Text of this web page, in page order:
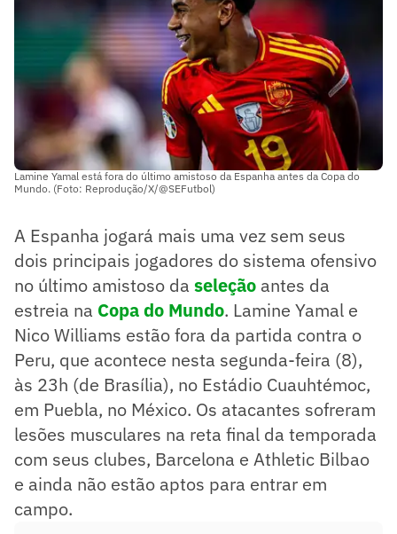
Lamine Yamal está fora do último amistoso da Espanha antes da Copa do
Mundo. (Foto: Reprodução/X/@SEFutbol)
A Espanha jogará mais uma vez sem seus
dois principais jogadores do sistema ofensivo
no último amistoso da seleção antes da
estreia na Copa do Mundo. Lamine Yamal e
Nico Williams estão fora da partida contra o
Peru, que acontece nesta segunda-feira (8),
às 23h (de Brasília), no Estádio Cuauhtémoc,
em Puebla, no México. Os atacantes sofreram
lesões musculares na reta final da temporada
com seus clubes, Barcelona e Athletic Bilbao
e ainda não estão aptos para entrar em
campo.